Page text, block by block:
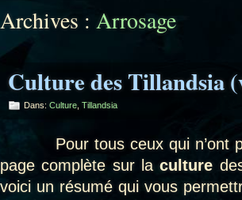
Archives : Arrosage
Culture des Tillandsia
Dans: Culture Tillandsia
Pour tous ceux qui n’ont
page complète sur laculture
voici un résumé qui vous